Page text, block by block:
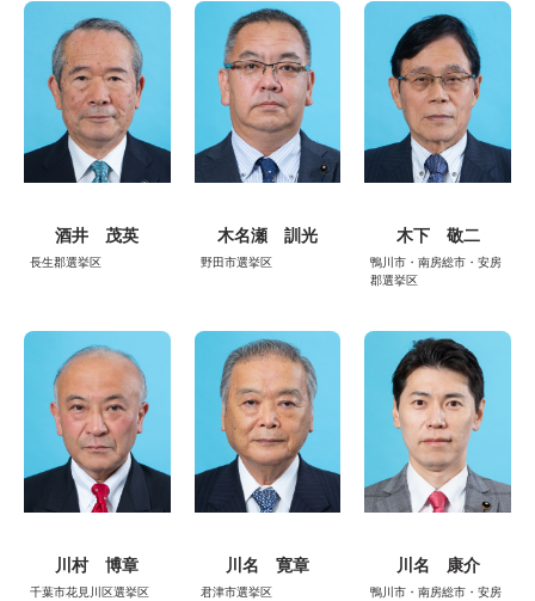
酒井 茂英
長生郡選挙区
木名瀬 訓光
野田市選挙区
木下 敬二
鴨川市・南房総市・安房
郡選挙区
川村 博章
千葉市花見川区選挙区
川名 寛章
君津市選挙区
川名 康介
鴨川市・南房総市・安房